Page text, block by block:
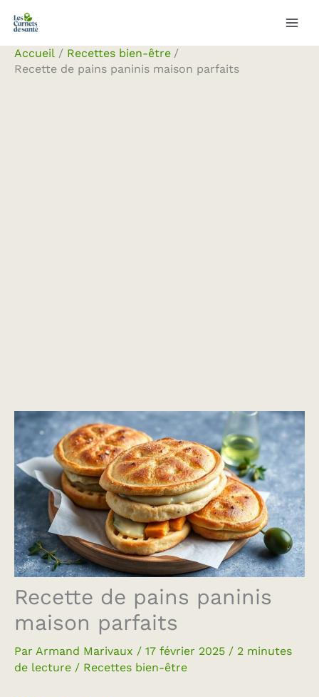
Aller
contenu
Accueil
Recettes bien-être
Recette de pains paninis maison parfaits
Recette de pains paninis
maison parfaits
Par Armand Marivaux / 17 février 2025 / 2 minutes
de lecture / Recettes bien-être
Rechercher